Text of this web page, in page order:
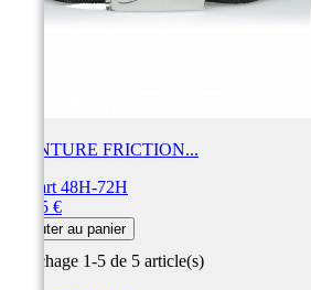
CEINTURE FRICTION...
Départ 48H-72H
16,95 €
Ajouter au panier
Affichage 1-5 de 5 article(s)